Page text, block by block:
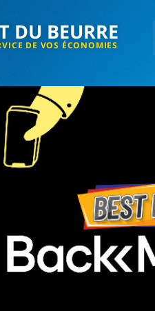
DU BEURRE
DE VOS ÉCONOMIES